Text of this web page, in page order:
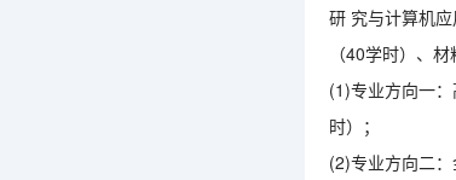
研 究与计算机
（40学时）、
(1)专业方向一
时）；
(2)专业方向二